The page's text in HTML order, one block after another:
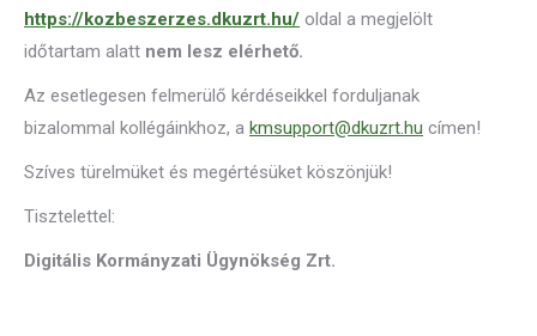
https://kozbeszerzes.dkuzrt.hu/ oldal a megjelölt
időtartam alatt nem lesz elérhető.
Az esetlegesen felmerülő kérdéseikkel forduljanak
bizalommal kollégáinkhoz, a kmsupport@dkuzrt.hu címen!
Szíves türelmüket és megértésüket köszönjük!
Tisztelettel:
Digitális Kormányzati Ügynökség Zrt.